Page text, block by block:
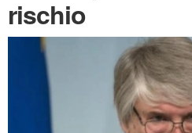
rischio